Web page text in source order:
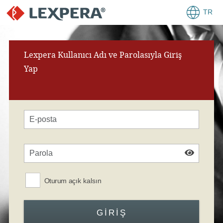
TR
Lexpera Kullanıcı Adı ve Parolasıyla Giriş
Yap
Oturum açık kalsın
GIRIŞ